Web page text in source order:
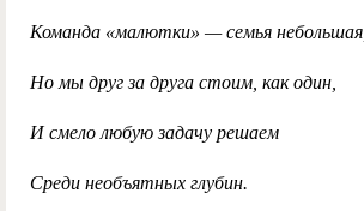
Команда «малютки» — семья небольшая,
Но мы друг за друга стоим, как один,
И смело любую задачу решаем
Среди необъятных глубин.